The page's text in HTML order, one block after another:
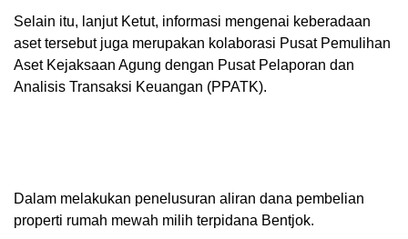
Selain itu, lanjut Ketut, informasi mengenai keberadaan
aset tersebut juga merupakan kolaborasi Pusat Pemulihan
Aset Kejaksaan Agung dengan Pusat Pelaporan dan
Analisis Transaksi Keuangan (PPATK).
Dalam melakukan penelusuran aliran dana pembelian
properti rumah mewah milih terpidana Bentjok.